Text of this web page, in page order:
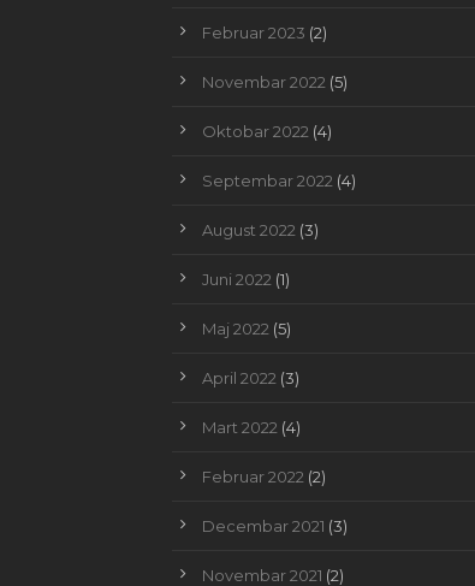
Februar 2023 (2)
Novembar 2022 (5)
Oktobar 2022 (4)
Septembar 2022 (4)
August 2022 (3)
Juni 2022 (1)
Maj 2022 (5)
April 2022 (3)
Mart 2022 (4)
Februar 2022 (2)
Decembar 2021 (3)
Novembar 2021 (2)